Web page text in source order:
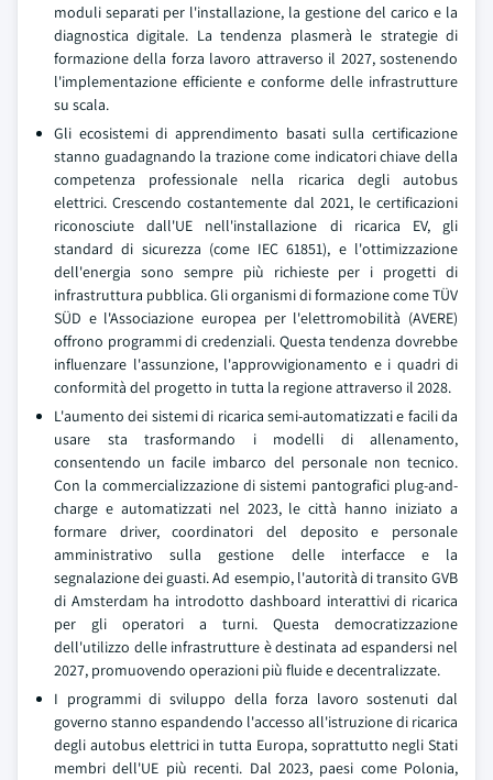
moduli separati per l'installazione, la gestione del carico e la
diagnostica digitale. La tendenza plasmerà le strategie di
formazione della forza lavoro attraverso il 2027, sostenendo
l'implementazione efficiente e conforme delle infrastrutture
su scala.
Gli ecosistemi di apprendimento basati sulla certificazione
stanno guadagnando la trazione come indicatori chiave della
competenza professionale nella ricarica degli autobus
elettrici. Crescendo costantemente dal 2021, le certificazioni
riconosciute dall'UE nell'installazione di ricarica EV, gli
standard di sicurezza (come IEC 61851), e l'ottimizzazione
dell'energia sono sempre più richieste per i progetti di
infrastruttura pubblica. Gli organismi di formazione come TÜV
SÜD e l'Associazione europea per l'elettromobilità (AVERE)
offrono programmi di credenziali. Questa tendenza dovrebbe
influenzare l'assunzione, l'approvvigionamento e i quadri di
conformità del progetto in tutta la regione attraverso il 2028.
L'aumento dei sistemi di ricarica semi-automatizzati e facili da
usare sta trasformando i modelli di allenamento,
consentendo un facile imbarco del personale non tecnico.
Con la commercializzazione di sistemi pantografici plug-and-
charge e automatizzati nel 2023, le città hanno iniziato a
formare driver, coordinatori del deposito e personale
amministrativo sulla gestione delle interfacce e la
segnalazione dei guasti. Ad esempio, l'autorità di transito GVB
di Amsterdam ha introdotto dashboard interattivi di ricarica
per gli operatori a turni. Questa democratizzazione
dell'utilizzo delle infrastrutture è destinata ad espandersi nel
2027, promuovendo operazioni più fluide e decentralizzate.
I programmi di sviluppo della forza lavoro sostenuti dal
governo stanno espandendo l'accesso all'istruzione di ricarica
degli autobus elettrici in tutta Europa, soprattutto negli Stati
membri dell'UE più recenti. Dal 2023, paesi come Polonia,